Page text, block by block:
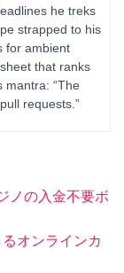
he treks
strapped to his
for ambient
that ranks
mantra: “The
requests.”
ノの入金不要ボ
オンラインカ